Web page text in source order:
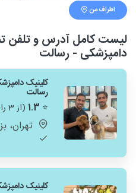
اطراف من
لیست کامل آدرس و تلفن
دامپزشکی - رسالت
کلینیک
رسالت
⭐
1.3 (از 3 رای)
تهران،
کلینیک